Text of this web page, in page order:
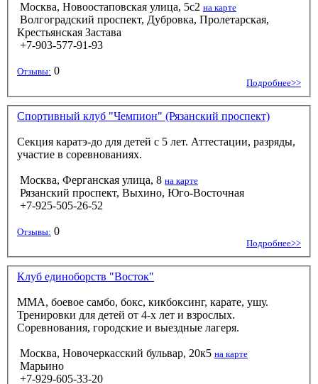
Москва, Новоостаповская улица, 5с2 на карте
Волгоградский проспект, Дубровка, Пролетарская,
Крестьянская Застава
+7-903-577-91-93
Отзывы: 0
Подробнее>>
Спортивный клуб "Чемпион" (Рязанский проспект)
Секция каратэ-до для детей с 5 лет. Аттестации, разряды,
участие в соревнованиях.
Москва, Ферганская улица, 8 на карте
Рязанский проспект, Выхино, Юго-Восточная
+7-925-505-26-52
Отзывы: 0
Подробнее>>
Клуб единоборств "Восток"
ММА, боевое самбо, бокс, кикбоксинг, карате, ушу.
Тренировки для детей от 4-х лет и взрослых.
Соревнования, городские и выездные лагеря.
Москва, Новочеркасский бульвар, 20к5 на карте
Марьино
+7-929-605-33-20